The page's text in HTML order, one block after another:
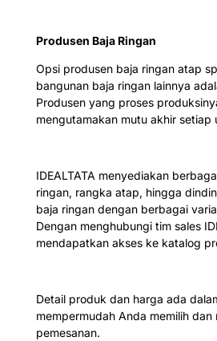
Produsen Baja Ringan
Opsi produsen baja ringan atap
bangunan baja ringan lainnya
Produsen yang proses
mengutamakan mutu akhir setiap
IDEALTATA menyediakan
ringan, rangka atap, hingga
baja ringan dengan berbagai
Dengan menghubungi tim sales
mendapatkan akses ke katalog
Detail produk dan harga ada
mempermudah Anda memilih dan
pemesanan.